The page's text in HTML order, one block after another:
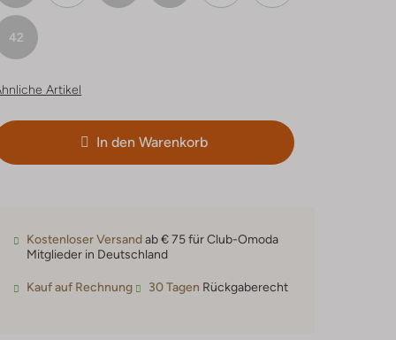
42
Artikel
In den Warenkorb
Kostenloser Versandab € 75 für Club-Omoda
Mitglieder in Deutschland
Kauf auf Rechnung 30 Tagen Rückgaberecht